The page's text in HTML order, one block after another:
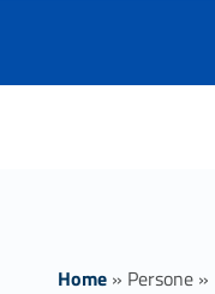
Home» Persone»